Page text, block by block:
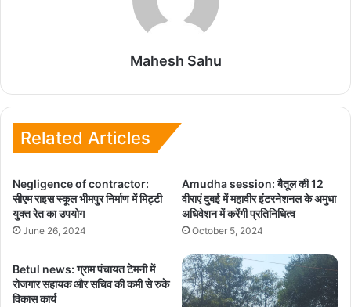
Mahesh Sahu
Related Articles
Negligence of contractor:
सीएम राइस स्कूल भीमपुर निर्माण में मिट्टी
युक्त रेत का उपयोग
June 26, 2024
Amudha session: बैतूल की 12
वीराएं दुबई में महावीर इंटरनेशनल के अमुधा
अधिवेशन में करेंगी प्रतिनिधित्व
October 5, 2024
Betul news: ग्राम पंचायत टेमनी में
रोजगार सहायक और सचिव की कमी से रुके
विकास कार्य